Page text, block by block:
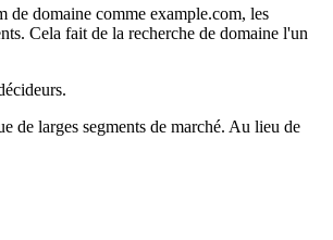
de domaine comme example.com, les
Cela fait de la recherche de domaine l'un
de larges segments de marché. Au lieu de